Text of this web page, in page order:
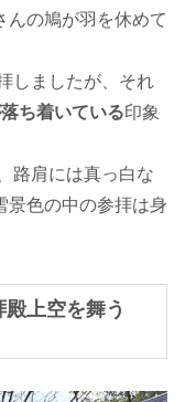
んの鳩が羽を休めて
しましたが、それ
ち着いている印象
路肩には真っ白な
景色の中の参拝は身
上空を舞う